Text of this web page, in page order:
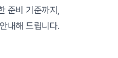
준비 기준까지,
내해 드립니다.